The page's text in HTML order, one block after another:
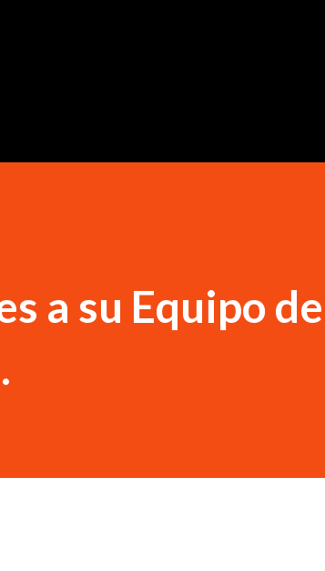
a su Equipo de